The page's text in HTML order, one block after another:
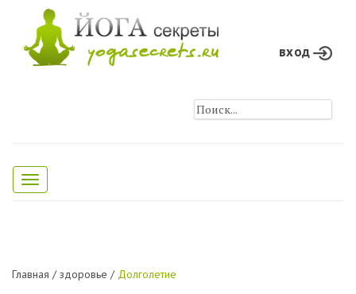
вход
Toggle
navigation
Главная /здоровье / Долголетие